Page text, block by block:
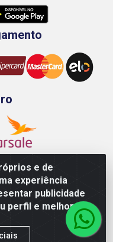
e de
experiência
publicidade
perfil e melhorar a
Galpão A, Ibura -
70.089.974/0001-79